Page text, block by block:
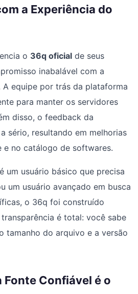
a Experiência do
o 36q oficial de seus
inabalável com a
A equipe por trás da plataforma
para manter os servidores
disso, o feedback da
sério, resultando em melhorias
e no catálogo de softwares.
um usuário básico que precisa
um usuário avançado em busca
o 36q foi construído
é total: você sabe
tamanho do arquivo e a versão
Fonte Confiável é o